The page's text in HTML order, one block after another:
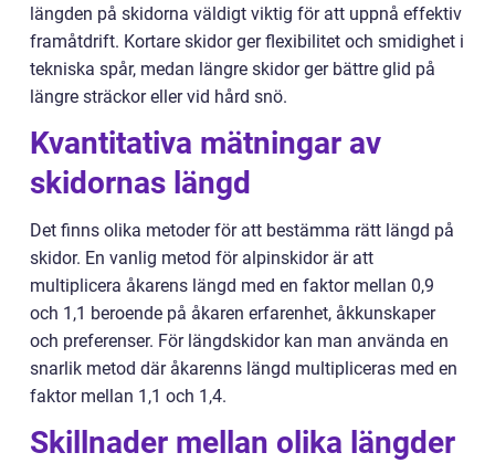
längden på skidorna väldigt viktig för att uppnå effektiv
framåtdrift. Kortare skidor ger flexibilitet och smidighet i
tekniska spår, medan längre skidor ger bättre glid på
längre sträckor eller vid hård snö.
Kvantitativa mätningar av
skidornas längd
Det finns olika metoder för att bestämma rätt längd på
skidor. En vanlig metod för alpinskidor är att
multiplicera åkarens längd med en faktor mellan 0,9
och 1,1 beroende på åkaren erfarenhet, åkkunskaper
och preferenser. För längdskidor kan man använda en
snarlik metod där åkarenns längd multipliceras med en
faktor mellan 1,1 och 1,4.
Skillnader mellan olika längder